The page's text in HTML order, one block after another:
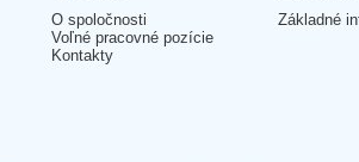
O spoločnosti
Voľné pracovné pozície
Kontakty
Základné